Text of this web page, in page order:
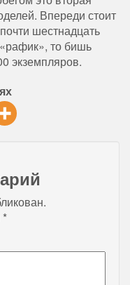
Впереди стоит
шестнадцать
то бишь
экземпляров.
*